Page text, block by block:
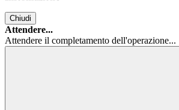
Chiudi
Attendere...
Attendere il completamento dell'operazione...